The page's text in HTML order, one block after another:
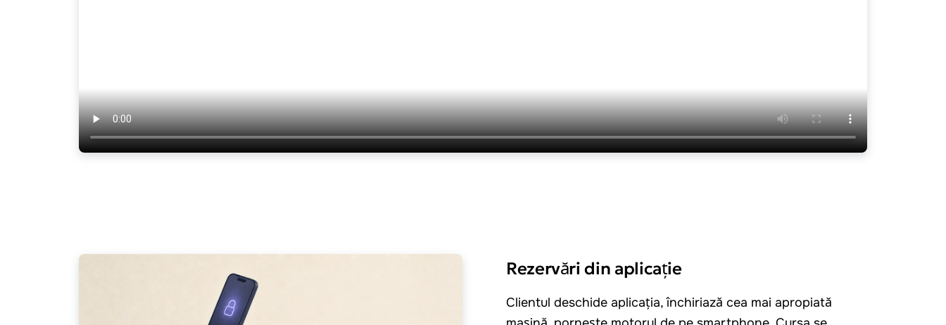
Rezervări din aplicație
Clientul deschide aplicația, închiriază cea mai apropiată